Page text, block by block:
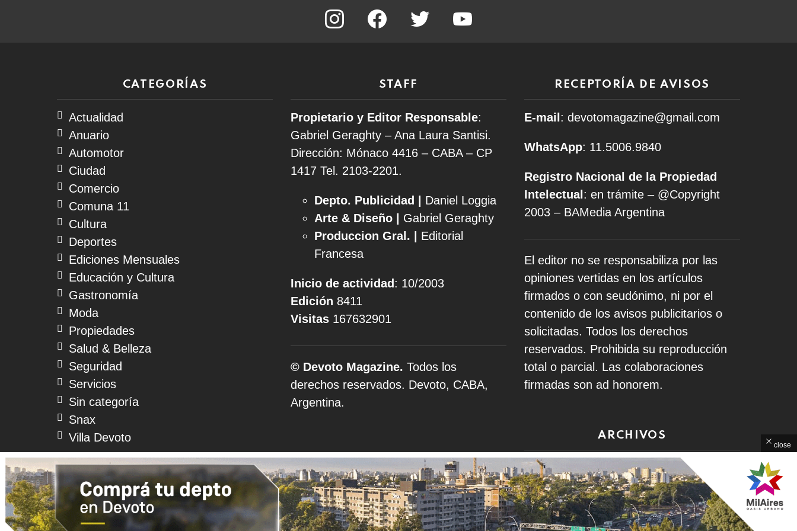
instagram facebook twitter
CATEGORÍAS
Actualidad
Anuario
Automotor
Ciudad
Comercio
Comuna 11
Cultura
Deportes
Ediciones Mensuales
Educación y Cultura
Gastronomía
Moda
Propiedades
Salud & Belleza
Seguridad
Servicios
Sin categoría
Snax
Villa Devoto
STAFF
Propietario y Editor Responsable:
Gabriel Geraghty – Ana Laura Santisi.
Dirección: Mónaco 4416 – CABA – CP
1417 Tel. 2103-2201.
Depto. Publicidad |
Daniel Loggia
Arte & Diseño | Gabriel Geraghty
Produccion Gral. |
Editorial
Francesa
Inicio de actividad : 10/2003
Edición 8411
Visitas 167632901
© Devoto Magazine. Todos los
derechos reservados. Devoto, CABA,
Argentina.
RECEPTORÍA DE AVISOS
E-mail : devotomagazine@gmail.com
WhatsApp: 11.5006.9840
Registro Nacional de la Propiedad
Intelectual : en trámite – @Copyright
2003 – BAMedia Argentina
El editor no se responsabiliza por las
opiniones vertidas en los artículos
firmados o con seudónimo, ni por el
contenido de los avisos publicitarios o
solicitadas. Todos los derechos
reservados. Prohibida su reproducción
total o parcial. Las colaboraciones
firmadas son ad honorem.
ARCHIVOS
Archivos
close